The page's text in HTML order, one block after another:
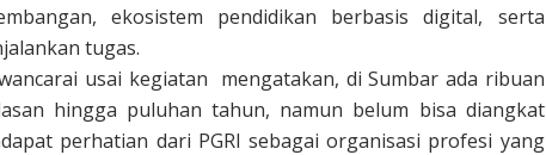
ekosistem pendidikan berbasis digital, serta
tugas.
usai kegiatan mengatakan, di Sumbar ada ribuan
hingga puluhan tahun, namun belum bisa diangkat
perhatian dari PGRI sebagai organisasi profesi yang